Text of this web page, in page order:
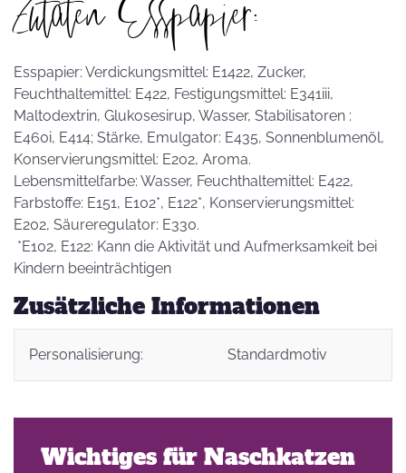
Esspapier: Verdickungsmittel: E1422, Zucker,
Feuchthaltemittel: E422, Festigungsmittel: E341iii,
Maltodextrin, Glukosesirup, Wasser, Stabilisatoren :
E460i, E414; Stärke, Emulgator: E435, Sonnenblumenöl,
Konservierungsmittel: E202, Aroma.
Lebensmittelfarbe: Wasser, Feuchthaltemittel: E422,
Farbstoffe: E151, E102*, E122*, Konservierungsmittel:
E202, Säureregulator: E330.
*E102, E122: Kann die Aktivität und Aufmerksamkeit bei
Kindern beeinträchtigen
Zusätzliche Informationen
Personalisierung: Standardmotiv
Wichtiges für Naschkatzen